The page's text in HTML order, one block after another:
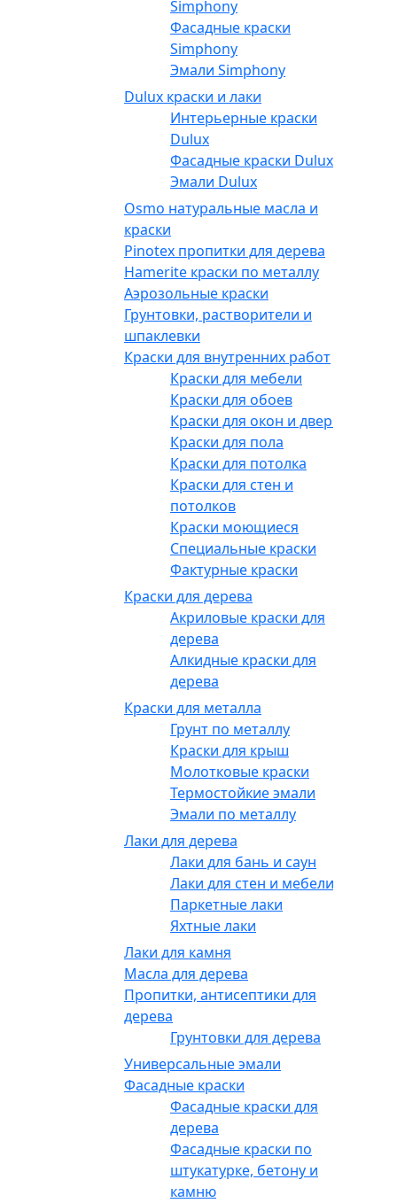
Simphony
Фасадные краски
Simphony
Эмали Simphony
Dulux краски и лаки
Интерьерные краски
Dulux
Фасадные краски Dulux
Эмали Dulux
Osmo натуральные масла и
краски
Pinotex пропитки для дерева
Hamerite краски по металлу
Аэрозольные краски
Грунтовки, растворители и
шпаклевки
Краски для внутренних работ
Краски для мебели
Краски для обоев
Краски для окон и дверей
Краски для пола
Краски для потолка
Краски для стен и
потолков
Краски моющиеся
Специальные краски
Фактурные краски
Краски для дерева
Акриловые краски для
дерева
Алкидные краски для
дерева
Краски для металла
Грунт по металлу
Краски для крыш
Молотковые краски
Термостойкие эмали
Эмали по металлу
Лаки для дерева
Лаки для бань и саун
Лаки для стен и мебели
Паркетные лаки
Яхтные лаки
Лаки для камня
Масла для дерева
Пропитки, антисептики для
дерева
Грунтовки для дерева
Универсальные эмали
Фасадные краски
Фасадные краски для
дерева
Фасадные краски по
штукатурке, бетону и
камню